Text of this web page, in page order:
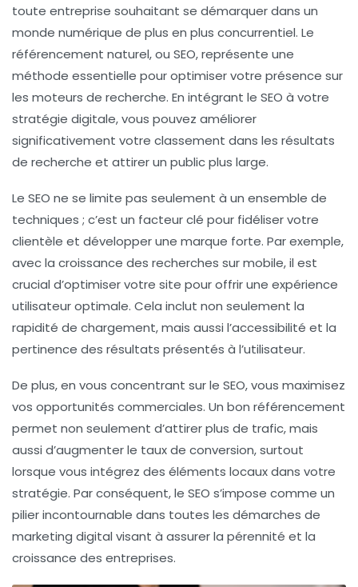
toute entreprise souhaitant se démarquer dans un
monde numérique de plus en plus concurrentiel. Le
référencement naturel, ou SEO, représente une
méthode essentielle pour optimiser votre présence sur
les moteurs de recherche. En intégrant le SEO à votre
stratégie digitale, vous pouvez améliorer
significativement votre classement dans les résultats
de recherche et attirer un public plus large.
Le SEO ne se limite pas seulement à un ensemble de
techniques ; c’est un facteur clé pour fidéliser votre
clientèle et développer une marque forte. Par exemple,
avec la croissance des recherches surmobile, il est
crucial d’optimiser votre site pour offrir une expérience
utilisateur optimale. Cela inclut non seulement la
rapidité de chargement, mais aussi l’accessibilité et la
pertinence des résultats présentés à l’utilisateur.
De plus, en vous concentrant sur le SEO, vous maximisez
vos opportunités commerciales. Un bon référencement
permet non seulement d’attirer plus de trafic, mais
aussi d’augmenter le taux de conversion, surtout
lorsque vous intégrez des éléments locauxdans votre
stratégie. Par conséquent, le SEO s’impose comme un
pilier incontournable dans toutes les démarches de
marketing digital visant à assurer la pérennité et la
croissance des entreprises.